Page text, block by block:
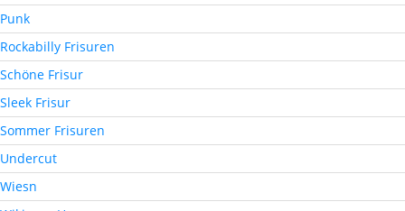
Punk
Rockabilly Frisuren
Schöne Frisur
Sleek Frisur
Sommer Frisuren
Undercut
Wiesn